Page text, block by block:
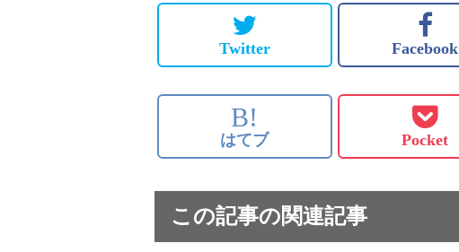
Twitter Facebook
B!
はてブ Pocket
この記事の関連記事